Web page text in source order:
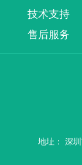
技术支持
售后服务
地址： 深